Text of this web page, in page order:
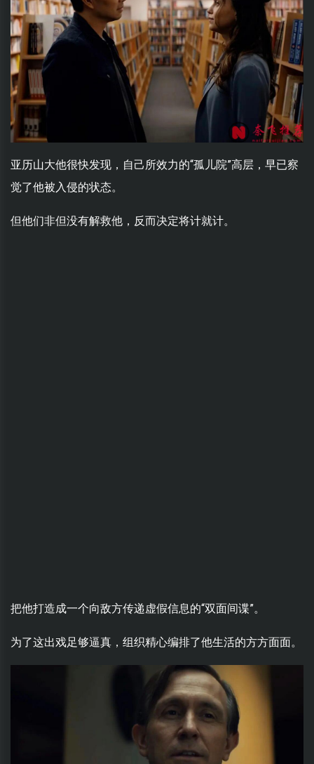
亚历山大他很快发现，自己所效力的“孤儿院”高层，早已察
觉了他被入侵的状态。
但他们非但没有解救他，反而决定将计就计。
把他打造成一个向敌方传递虚假信息的“双面间谍”。
为了这出戏足够逼真，组织精心编排了他生活的方方面面。